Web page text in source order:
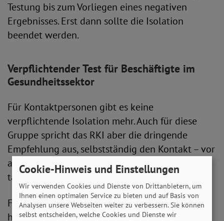
Testung bis zum Vorliegen eines negativen
Ergebnisses. Erst dann sollte die Isolation
beendet werden.
Verpflichtender Test für Beschäftigte im
Gesundheitssektor
Für Kontaktpersonen gibt es keine
verpflichtende Isolation mehr. Auch für diese
Gruppe spricht das RKI aber die dringende
Empfehlung aus, selbstständig den Kontakt – vor
allem zu Risikogruppen – zu reduzieren und
täglich Test durchzuführen.
Für Be­schäf­tigte in Ein­rich­tun­gen des Gesund­
heits­wesens sowie Alten­ und Pflege­ein­rich­tun­
Cookie-Hinweis und Einstellungen
Wir verwenden Cookies und Dienste von Drittanbietern, um
Ihnen einen optimalen Service zu bieten und auf Basis von
Analysen unsere Webseiten weiter zu verbessern. Sie können
selbst entscheiden, welche Cookies und Dienste wir